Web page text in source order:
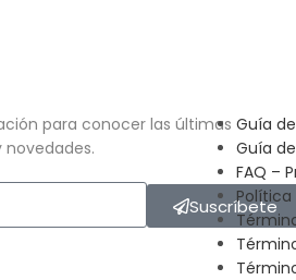
para conocer las últimas
novedades.
Suscríbete
Guía
Guía
FAQ –
Política